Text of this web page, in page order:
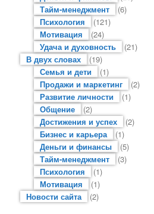
Тайм-менеджмент
(6)
Психология
(121)
Мотивация
(24)
Удача и духовность
(21)
В двух словах
(19)
Семья и дети
(1)
Продажи и маркетинг
(2)
Развитие личности
(1)
Общение
(2)
Достижения и успех
(2)
Бизнес и карьера
(1)
Деньги и финансы
(5)
Тайм-менеджмент
(3)
Психология
(1)
Мотивация
(1)
Новости сайта
(2)